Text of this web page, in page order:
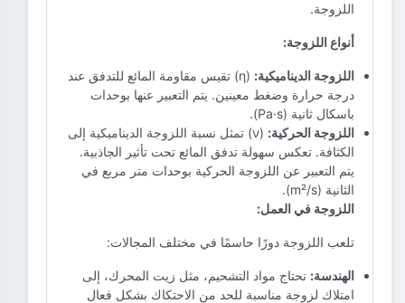
اللزوجة.
أنواع اللزوجة:
اللزوجة الديناميكية:
(η) تقيس مقاومة المائع للتدفق عند
درجة حرارة وضغط معينين. يتم التعبير عنها بوحدات
باسكال ثانية (Pa·s).
اللزوجة الحركية:
(ν) تمثل نسبة اللزوجة الديناميكية إلى
الكثافة. تعكس سهولة تدفق المائع تحت تأثير الجاذبية.
يتم التعبير عن اللزوجة الحركية بوحدات متر مربع في
الثانية (m²/s).
اللزوجة في العمل:
تلعب اللزوجة دورًا حاسمًا في مختلف المجالات:
الهندسة: تحتاج مواد التشحيم، مثل زيت المحرك، إلى
امتلاك لزوجة مناسبة للحد من الاحتكاك بشكل فعال